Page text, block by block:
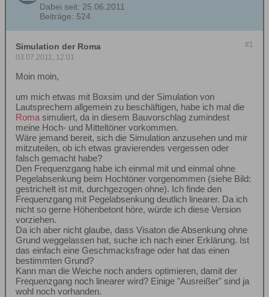
Dabei seit: 25.06.2011
Beiträge: 524
#1
Simulation der Roma
03.07.2011, 12:01
Moin moin,
um mich etwas mit Boxsim und der Simulation von
Lautsprechern allgemein zu beschäftigen, habe ich mal die
Roma simuliert, da in diesem Bauvorschlag zumindest
meine Hoch- und Mitteltöner vorkommen.
Wäre jemand bereit, sich die Simulation anzusehen und mir
mitzuteilen, ob ich etwas gravierendes vergessen oder
falsch gemacht habe?
Den Frequenzgang habe ich einmal mit und einmal ohne
Pegelabsenkung beim Hochtöner vorgenommen (siehe Bild:
gestrichelt ist mit, durchgezogen ohne). Ich finde den
Frequenzgang mit Pegelabsenkung deutlich linearer. Da ich
nicht so gerne Höhenbetont höre, würde ich diese Version
vorziehen.
Da ich aber nicht glaube, dass Visaton die Absenkung ohne
Grund weggelassen hat, suche ich nach einer Erklärung. Ist
das einfach eine Geschmacksfrage oder hat das einen
bestimmten Grund?
Kann man die Weiche noch anders optimieren, damit der
Frequenzgang noch linearer wird? Einige "Ausreißer" sind ja
wohl noch vorhanden.